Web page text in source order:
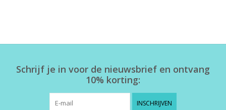
Schrijf je in voor de nieuwsbrief en ontvang
10% korting:
INSCHRIJVEN